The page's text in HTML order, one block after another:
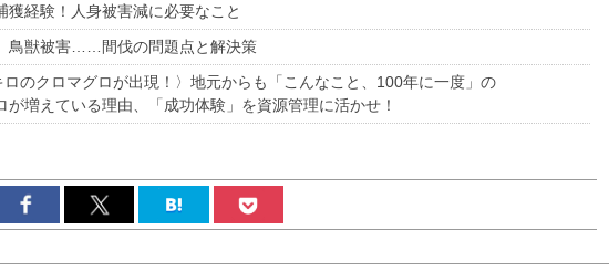
獲経験！人身被害減に必要なこと
鳥獣被害……間伐の問題点と解決策
ロのクロマグロが出現！〉地元からも「こんなこと、100年に一度」の
が増えている理由、「成功体験」を資源管理に活かせ！